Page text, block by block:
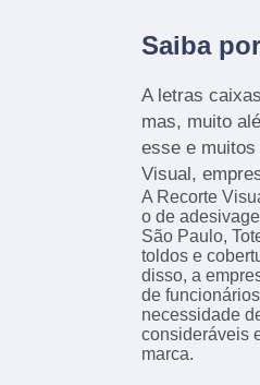
Saiba
A letras
mas, muito
esse e
Visual,
A Recorte
o de
São Paulo,
toldos e
disso, a
de
necessidade
consideráveis
marca.